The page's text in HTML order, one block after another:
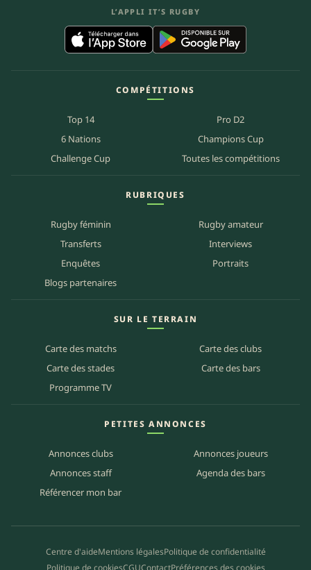
L’APPLI IT’S RUGBY
COMPÉTITIONS
Top 14
Pro D2
6 Nations
Champions Cup
Challenge Cup
Toutes les compétitions
RUBRIQUES
Rugby féminin
Rugby amateur
Transferts
Interviews
Enquêtes
Portraits
Blogs partenaires
SUR LE TERRAIN
Carte des matchs
Carte des clubs
Carte des stades
Carte des bars
Programme TV
PETITES ANNONCES
Annonces clubs
Annonces joueurs
Annonces staff
Agenda des bars
Référencer mon bar
Centre d'aideMentions légalesPolitique de confidentialité